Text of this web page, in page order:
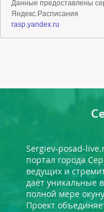
Sergiev-posad-
портал города
ведущих и
даёт уникальные
полной мере
Проект